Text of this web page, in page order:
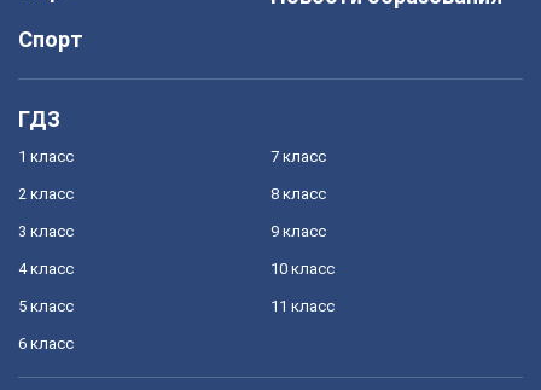
Спорт
ГДЗ
1 класс
2 класс
3 класс
4 класс
5 класс
6 класс
7 класс
8 класс
9 класс
10 класс
11 класс